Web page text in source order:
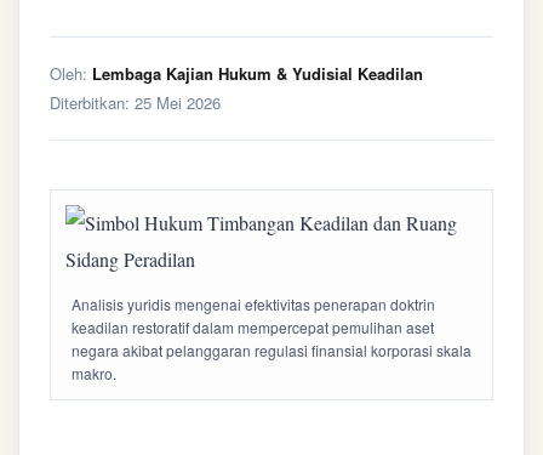
Oleh: Lembaga Kajian Hukum & Yudisial Keadilan
Diterbitkan: 25 Mei 2026
Analisis yuridis mengenai efektivitas penerapan doktrin
keadilan restoratif dalam mempercepat pemulihan aset
negara akibat pelanggaran regulasi finansial korporasi skala
makro.